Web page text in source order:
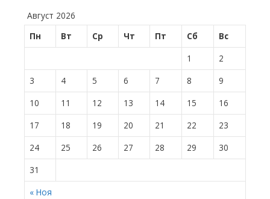
Август 2026
Пн
Вт Ср Чт Пт Сб Вс
« Ноя
1
2
3
4 5 6 7 8
9
10
11 12 13 14 15
16
17
18 19 20 21 22
23
24
25 26 27 28 29
30
31